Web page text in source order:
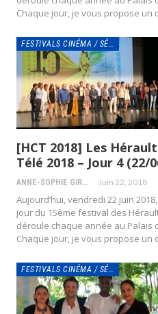
Chaque jour, je vous propose un
FESTIVALS CINÉMA / SÉRIES
[HCT 2018] Les
Télé 2018 – Jour 4 (22/
ANNE-SOPHIE GIRAUD Juin 22, 2018
Aujourd’hui, vendredi 22 juin
jour du 15ème festival des
déroule chaque année au Palais
Chaque jour, je vous propose un
FESTIVALS CINÉMA / SÉRIES